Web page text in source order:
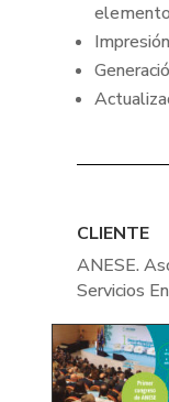
Impresión
CLIENTE
ANESE.
Servicios